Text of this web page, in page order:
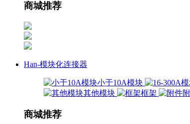
商城推荐
Han-模块化连接器
小于10A模块
其他模块
框架
商城推荐